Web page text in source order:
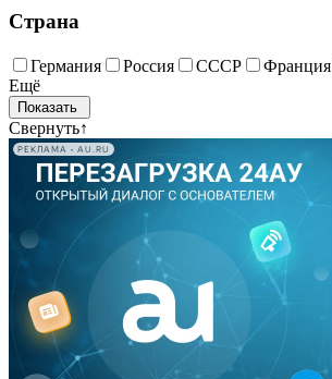
Страна
Германия Россия СССР Франция
Ещё
Свернуть↑
РЕКЛАМА • AU.RU